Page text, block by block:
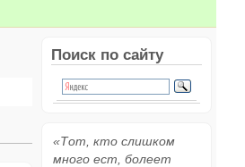
Поиск по сайту
«Тот, кто слишком
много ест, болеет